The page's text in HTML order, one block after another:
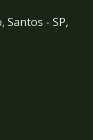
Santos - SP,